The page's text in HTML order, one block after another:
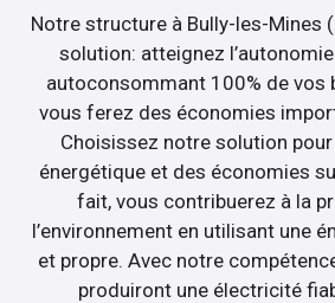
Notre structure à Bully-les-Mines
solution: atteignez
autoconsommant 100% de vos
vous ferez des économies
Choisissez notre solution pour
énergétique et des économies
fait, vous contribuerez à la
l’environnement en utilisant une
et propre. Avec notre
produiront une électricité